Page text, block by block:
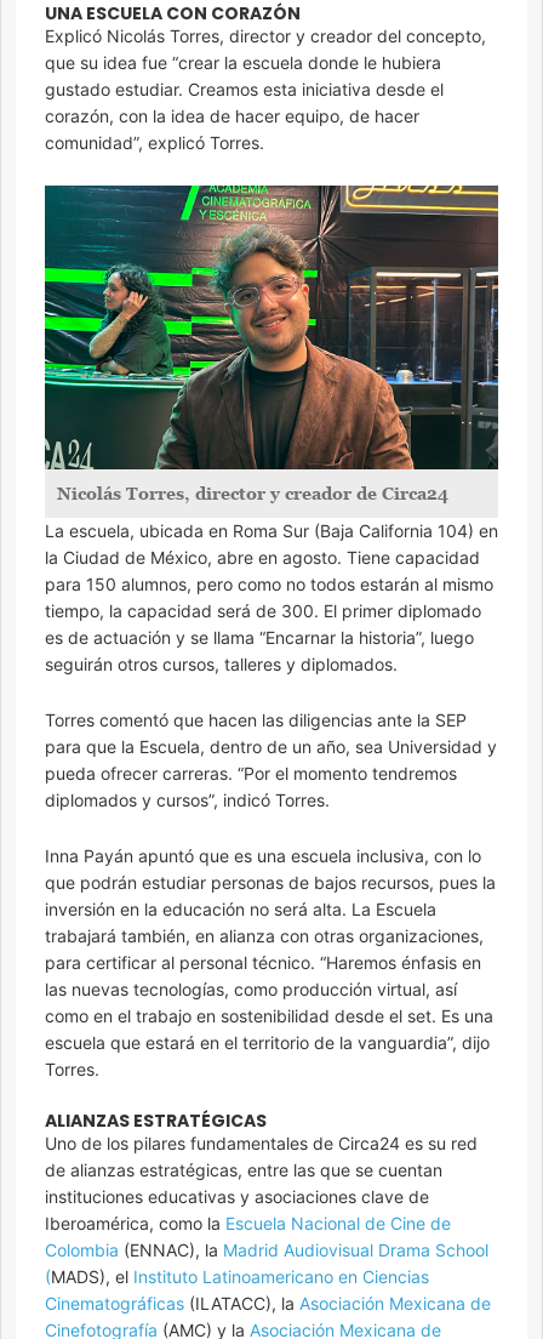
UNA ESCUELA CON CORAZÓN
Explicó Nicolás Torres, director y creador del concepto,
que su idea fue “crear la escuela donde le hubiera
gustado estudiar. Creamos esta iniciativa desde el
corazón, con la idea de hacer equipo, de hacer
comunidad”, explicó Torres.
Nicolás Torres, director y creador de Circa24
La escuela, ubicada en Roma Sur (Baja California 104) en
la Ciudad de México, abre en agosto. Tiene capacidad
para 150 alumnos, pero como no todos estarán al mismo
tiempo, la capacidad será de 300. El primer diplomado
es de actuación y se llama “Encarnar la historia”, luego
seguirán otros cursos, talleres y diplomados.
Torres comentó que hacen las diligencias ante la SEP
para que la Escuela, dentro de un año, sea Universidad y
pueda ofrecer carreras. “Por el momento tendremos
diplomados y cursos”, indicó Torres.
Inna Payán apuntó que es una escuela inclusiva, con lo
que podrán estudiar personas de bajos recursos, pues la
inversión en la educación no será alta. La Escuela
trabajará también, en alianza con otras organizaciones,
para certificar al personal técnico. “Haremos énfasis en
las nuevas tecnologías, como producción virtual, así
como en el trabajo en sostenibilidad desde el set. Es una
escuela que estará en el territorio de la vanguardia”, dijo
Torres.
ALIANZAS ESTRATÉGICAS
Uno de los pilares fundamentales de Circa24 es su red
de alianzas estratégicas, entre las que se cuentan
instituciones educativas y asociaciones clave de
Iberoamérica, como la Escuela Nacional de Cine de
Colombia (ENNAC), la Madrid Audiovisual Drama School
(MADS), el Instituto Latinoamericano en Ciencias
Cinematográficas (ILATACC), la Asociación Mexicana de
Cinefotografía (AMC) y la Asociación Mexicana de